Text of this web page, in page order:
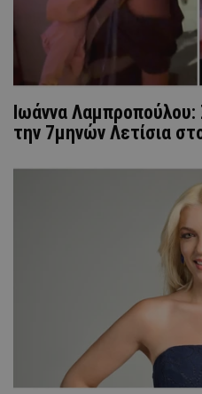
Ιωάννα
την 7μηνών Λετίσια